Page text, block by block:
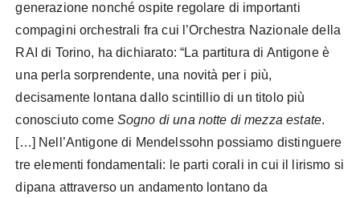
generazione nonché ospite regolare di importanti
compagini orchestrali fra cui l’Orchestra Nazionale della
RAI di Torino, ha dichiarato: “La partitura di Antigone è
una perla sorprendente, una novità per i più,
decisamente lontana dallo scintillio di un titolo più
conosciuto come Sogno di una notte di mezza estate.
[…] Nell’Antigone di Mendelssohn possiamo distinguere
tre elementi fondamentali: le parti corali in cui il lirismo si
dipana attraverso un andamento lontano da